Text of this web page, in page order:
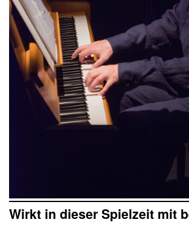
Wirkt in dieser Spielzeit mit